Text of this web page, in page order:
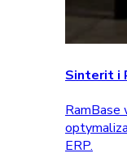
Sinterit i
RamBase
ERP.